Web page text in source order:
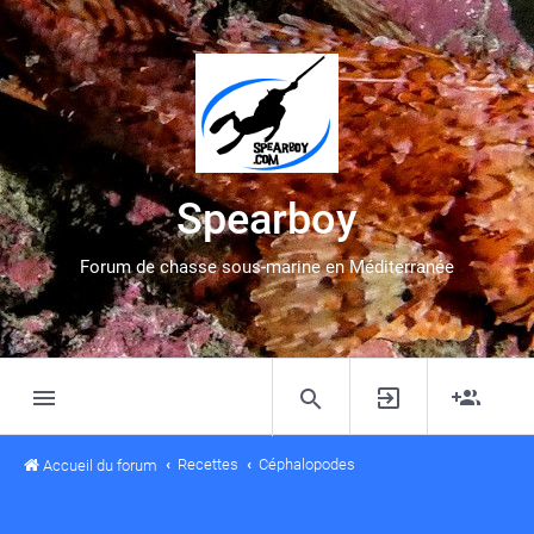
Spearboy
Forum de chasse sous-marine en Méditerranée
Accueil du forum Recettes Céphalopodes